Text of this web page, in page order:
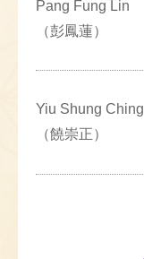
Pang Fung Lin
（彭鳳蓮）
Yiu Shung Ching
（饒崇正）